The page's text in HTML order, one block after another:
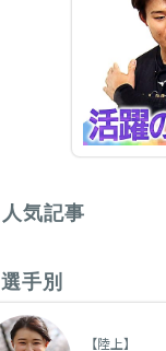
人気記事
選手別
【陸上】